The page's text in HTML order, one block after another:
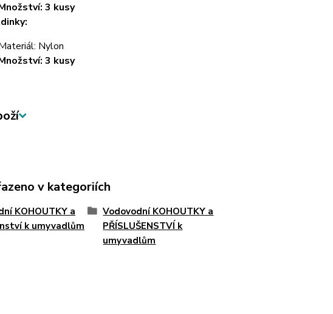
3 kusy
Nylon
3 kusy
v kategoriích
KOHOUTKY a
k umyvadlům
Vodovodní KOHOUTKY a
PŘÍSLUŠENSTVÍ k
umyvadlům